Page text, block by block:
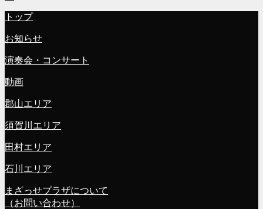
トップ
お知らせ
演奏会・コンサート
動画
郡山エリア
須賀川エリア
田村エリア
石川エリア
まざっせプラザについて
（お問い合わせ）